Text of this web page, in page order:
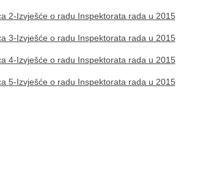
2-Izvješće o radu Inspektorata rada u 2015
3-Izvješće o radu Inspektorata rada u 2015
4-Izvješće o radu Inspektorata rada u 2015
5-Izvješće o radu Inspektorata rada u 2015